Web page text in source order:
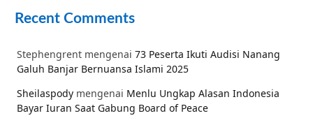
Recent Comments
Stephengrent mengenai 73 Peserta Ikuti Audisi Nanang
Galuh Banjar Bernuansa Islami 2025
Sheilaspody mengenai Menlu Ungkap Alasan Indonesia
Bayar Iuran Saat Gabung Board of Peace